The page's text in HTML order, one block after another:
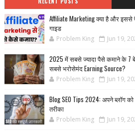
Affiliate Marketing क्या है और इससे
गाइड
Problem King Jun 19,
2025 में सबसे ज्यादा पैसे कमाने के 7
सबसे भरोसेमंद Earning Source?
Problem King Jun 19,
Blog SEO Tips 2024: अपने ब्लॉग
तरीका
Problem King Jun 19,